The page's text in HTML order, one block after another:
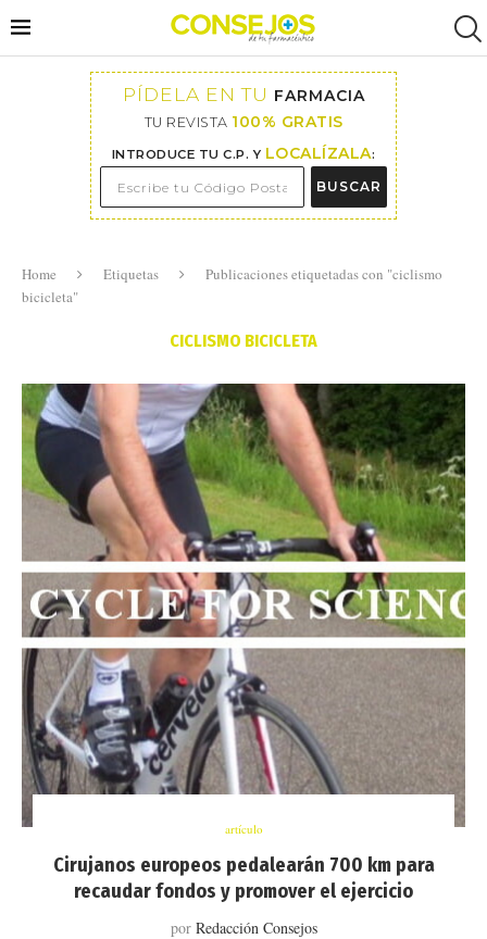
PÍDELA EN TU FARMACIA
TU REVISTA 100% GRATIS
INTRODUCE TU C.P. Y LOCALÍZALA:
BUSCAR
Home Etiquetas
Publicaciones etiquetadas con "ciclismo
bicicleta"
CICLISMO BICICLETA
artículo
Cirujanos europeos pedalearán 700 km para
recaudar fondos y promover el ejercicio
por Redacción Consejos